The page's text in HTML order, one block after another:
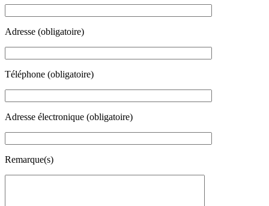
Adresse (obligatoire)
Téléphone (obligatoire)
Adresse électronique (obligatoire)
Remarque(s)